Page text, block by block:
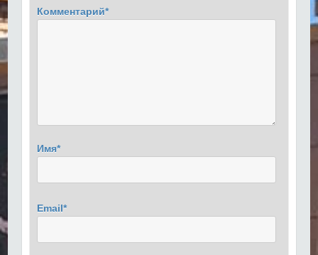
Комментарий*
Имя*
Email*